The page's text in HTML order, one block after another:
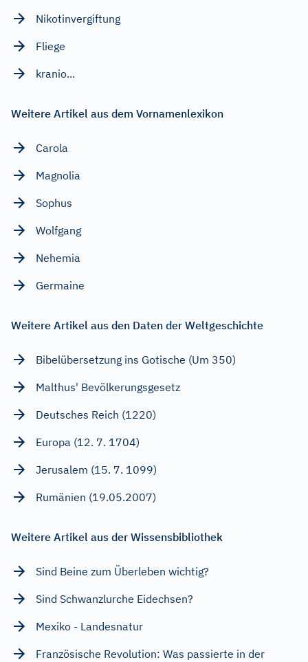
Nikotinvergiftung
Fliege
kranio...
Weitere Artikel aus dem Vornamenlexikon
Carola
Magnolia
Sophus
Wolfgang
Nehemia
Germaine
Weitere Artikel aus den Daten der Weltgeschichte
Bibelübersetzung ins Gotische (Um 350)
Malthus' Bevölkerungsgesetz
Deutsches Reich (1220)
Europa (12. 7. 1704)
Jerusalem (15. 7. 1099)
Rumänien (19.05.2007)
Weitere Artikel aus der Wissensbibliothek
Sind Beine zum Überleben wichtig?
Sind Schwanzlurche Eidechsen?
Mexiko - Landesnatur
Französische Revolution: Was passierte in der